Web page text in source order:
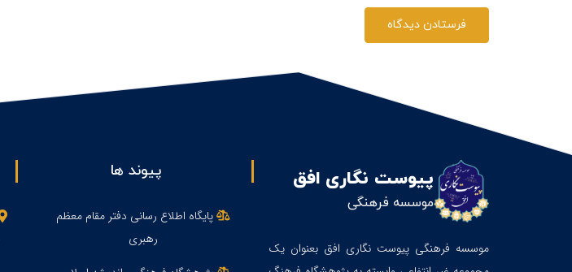
فرستادن دیدگاه
پیوست نگاری افق
موسسه فرهنگی
موسسه فرهنگی پیوست نگاری افق بعنوان یک
پیوند ها
پایگاه اطلاع رسانی دفتر مقام معظم
رهبری